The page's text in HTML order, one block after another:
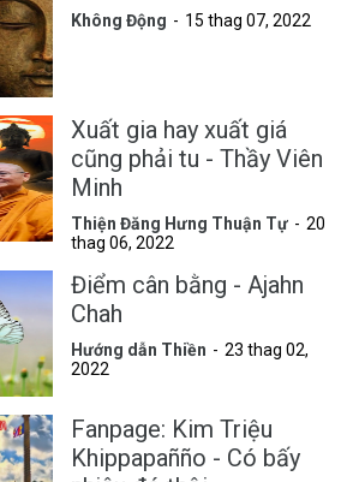
Không Động 15 thag 07, 2022
Xuất gia hay xuất giá
cũng phải tu - Thầy Viên
Minh
Thiện Đăng Hưng Thuận Tự
20
thag 06, 2022
Điểm cân bằng - Ajahn
Chah
Hướng dẫn Thiền
23 thag 02,
2022
Fanpage: Kim Triệu
Khippapañño - Có bấy